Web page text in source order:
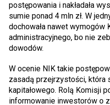
postępowania i nakładała
sumie ponad 4 mln zł. W
dochowała nawet wymogów
administracyjnego, bo nie
dowodów.
W ocenie NIK takie
zasadą przejrzystości, która
kapitałowego. Rolą Komisji
informowanie inwestorów o